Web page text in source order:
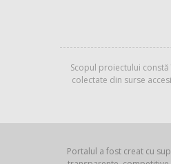
Scopul proiectului
colectate din surse
Portalul a fost creat cu